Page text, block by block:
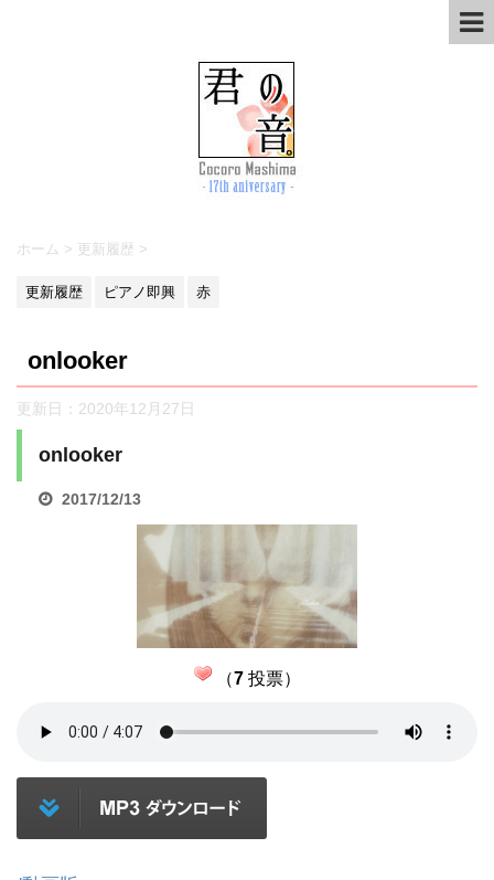
ホーム > 更新履歴 >
更新履歴 ピアノ即興 赤
onlooker
更新日： 2020年12月27日
onlooker
2017/12/13
（7投票）